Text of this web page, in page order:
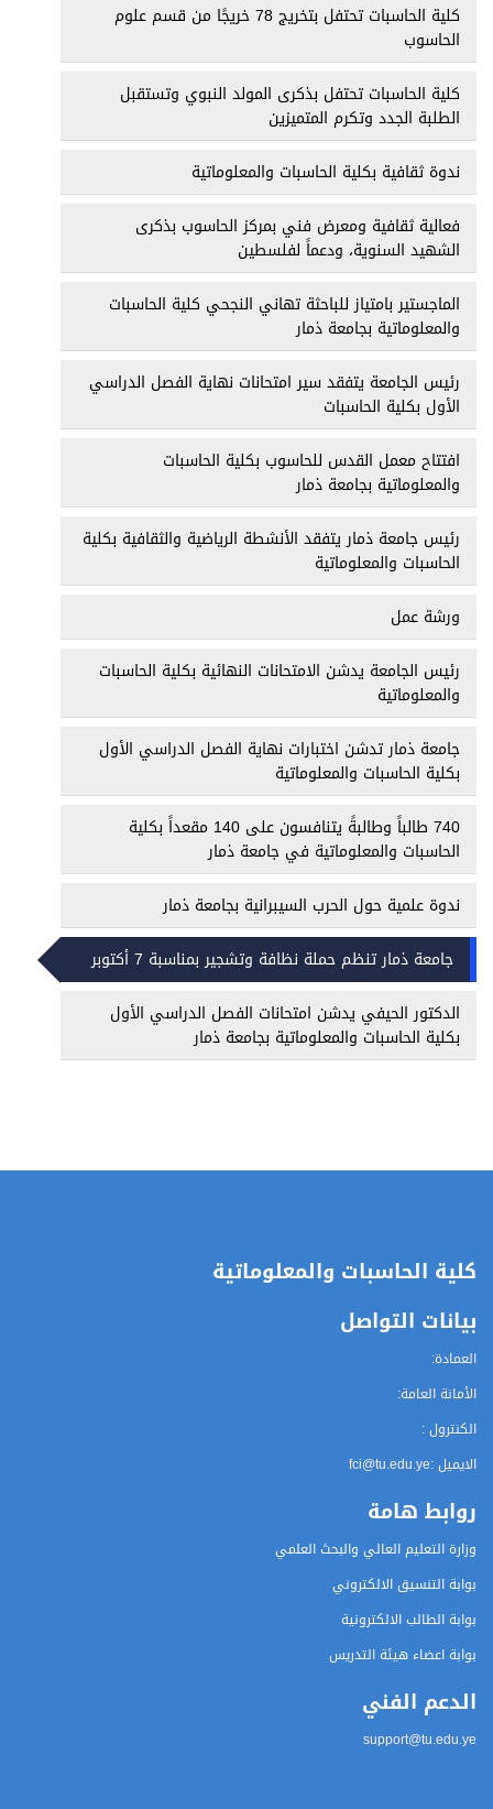
كلية الحاسبات تحتفل بتخريج 78 خريجًا من قسم علوم
الحاسوب
كلية الحاسبات تحتفل بذكرى المولد النبوي وتستقبل
الطلبة الجدد وتكرم المتميزين
ندوة ثقافية بكلية الحاسبات والمعلوماتية
فعالية ثقافية ومعرض فني بمركز الحاسوب بذكرى
الشهيد السنوية، ودعماً لفلسطين
الماجستير بامتياز للباحثة تهاني النجحي كلية الحاسبات
والمعلوماتية بجامعة ذمار
رئيس الجامعة يتفقد سير امتحانات نهاية الفصل الدراسي
الأول بكلية الحاسبات
افتتاح معمل القدس للحاسوب بكلية الحاسبات
والمعلوماتية بجامعة ذمار
رئيس جامعة ذمار يتفقد الأنشطة الرياضية والثقافية بكلية
الحاسبات والمعلوماتية
ورشة عمل
رئيس الجامعة يدشن الامتحانات النهائية بكلية الحاسبات
والمعلوماتية
جامعة ذمار تدشن اختبارات نهاية الفصل الدراسي الأول
بكلية الحاسبات والمعلوماتية
740 طالباً وطالبةً يتنافسون على 140 مقعداً بكلية
الحاسبات والمعلوماتية في جامعة ذمار
ندوة علمية حول الحرب السيبرانية بجامعة ذمار
جامعة ذمار تنظم حملة نظافة وتشجير بمناسبة 7 أكتوبر
الدكتور الحيفي يدشن امتحانات الفصل الدراسي الأول
بكلية الحاسبات والمعلوماتية بجامعة ذمار
كلية الحاسبات والمعلوماتية
بيانات التواصل
العمادة:
الأمانة العامة:
الكنترول :
الايميل :fci@tu.edu.ye
روابط هامة
وزارة التعليم العالي والبحث العلمي
بوابة التنسيق الالكتروني
بوابة الطالب الالكترونية
بوابة اعضاء هيئة التدريس
الدعم الفني
support@tu.edu.ye